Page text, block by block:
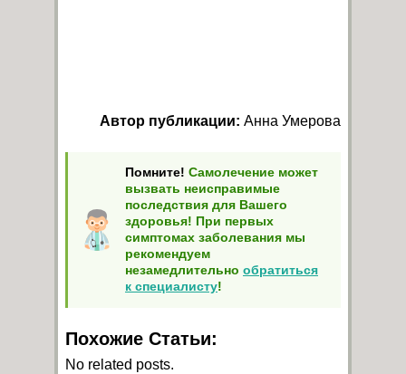
Автор публикации: Анна Умерова
Помните! Самолечение может
вызвать неисправимые
последствия для Вашего
здоровья! При первых
симптомах заболевания мы
рекомендуем
незамедлительно обратиться
к специалисту!
Похожие Статьи:
No related posts.